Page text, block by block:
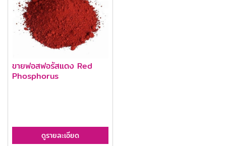
ขายฟอสฟอรัสแดง Red
Phosphorus
ดูรายละเอียด